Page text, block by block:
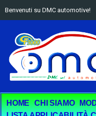
Benvenuti su DMC automotive!
HOME CHI SIAMO